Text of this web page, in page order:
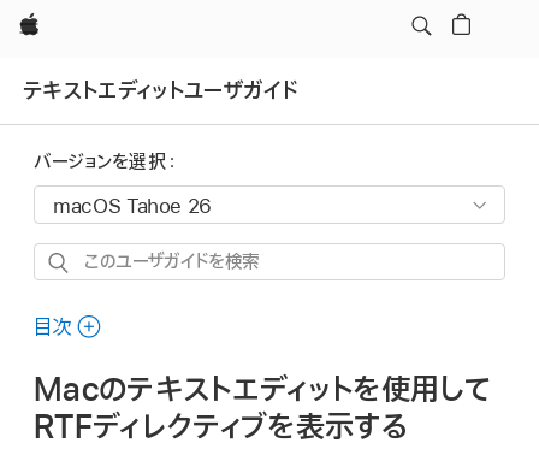
Apple
テキストエディットユーザガイド
バージョンを選択：
こ
ユ
ザ
ガ
目次
Macのテキストエディットを使用して
RTFディレクティブを表示する